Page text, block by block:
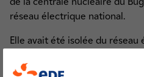
réseau électrique national.
Elle avait été isolée du
constaté sur le